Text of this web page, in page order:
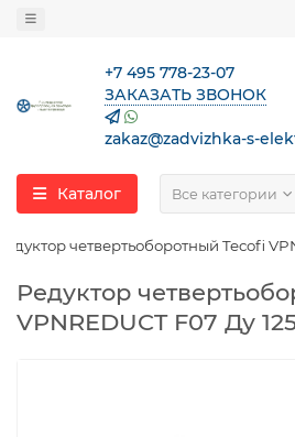
+7 495 778-23-07
ЗАКАЗАТЬ ЗВОНОК
zakaz@zadvizhka-s-
Каталог Все категории
четвертьоборотный Tecofi
Редуктор
VPNREDUCT F07 Ду